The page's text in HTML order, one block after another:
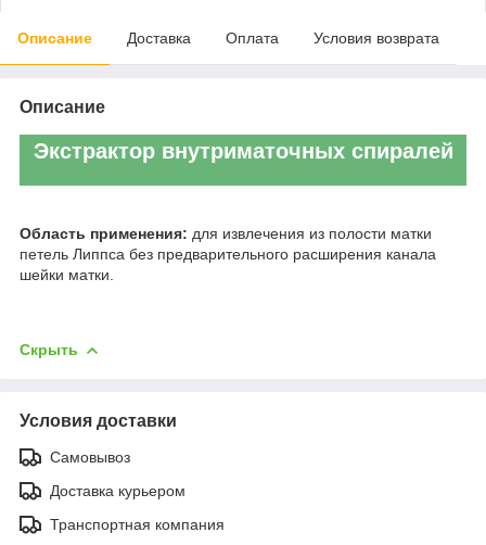
Описание Доставка Оплата Условия возврата
Описание
Экстрактор внутриматочных спиралей
Область применения: для извлечения из полости матки
петель Липпса без предварительного расширения канала
шейки матки.
Скрыть
Условия доставки
Самовывоз
Доставка курьером
Транспортная компания